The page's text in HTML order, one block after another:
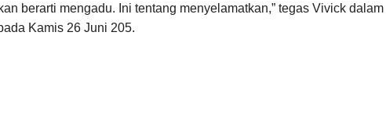
berarti mengadu. Ini tentang menyelamatkan,” tegas Vivick dalam
Kamis 26 Juni 205.